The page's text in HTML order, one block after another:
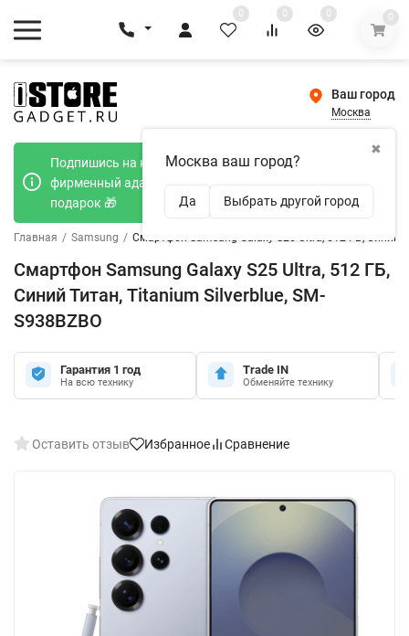
0 0 0 0
Ваш город
Москва
✖
Москва ваш город?
Да Выбрать другой город
Подпишись на наш телеграмм канал и получи
фирменный адаптер Type-C 20W при покупке в
подарок 🎁
Главная / Samsung / Смартфон Samsung Galaxy S25 Ultra, 512 ГБ, Синий
Смартфон Samsung Galaxy S25 Ultra, 512 ГБ,
Синий Титан, Titanium Silverblue, SM-
S938BZBO
Гарантия 1 год
На всю технику
Trade IN
Обменяйте технику
Оставить отзыв Избранное Сравнение